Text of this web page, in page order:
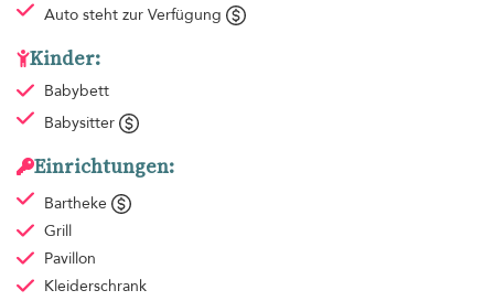
Auto steht zur Verfügung
Kinder:
Babybett
Babysitter
Einrichtungen:
Bartheke
Grill
Pavillon
Kleiderschrank